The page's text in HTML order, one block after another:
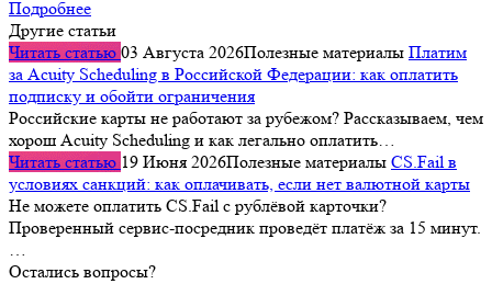
Подробнее
Другие статьи
Читать статью 03 Августа 2026Полезные материалы Платим
за Acuity Scheduling в Российской Федерации: как оплатить
подписку и обойти ограничения
Российские карты не работают за рубежом? Рассказываем, чем
хорош Acuity Scheduling и как легально оплатить…
Читать статью 19 Июня 2026Полезные материалы CS.Fail в
условиях санкций: как оплачивать, если нет валютной карты
Не можете оплатить CS.Fail с рублёвой карточки?
Проверенный сервис-посредник проведёт платёж за 15 минут.
…
Остались вопросы?